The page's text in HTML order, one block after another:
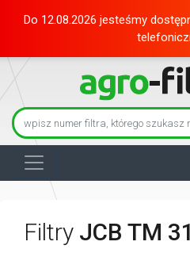
Do 12.08.2026 jesteśmy
Filtry JCB TM